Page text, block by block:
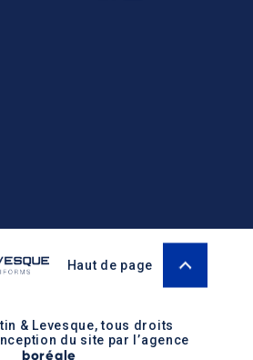
& Levesque, tous droits
du site par l’agence
boréale
Haut de page